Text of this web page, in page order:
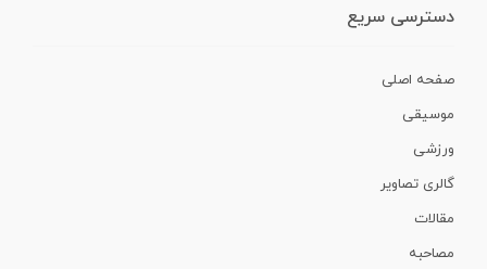
دسترسی سریع
صفحه اصلی
موسیقی
ورزشی
گالری تصاویر
مقالات
مصاحبه